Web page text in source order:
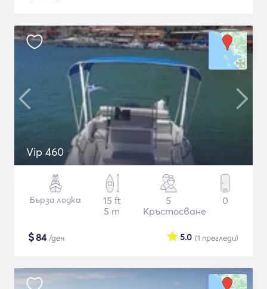
Vip 460
Бърза лодка
15 ft
5 m
5
Кръстосване
0
$84/ден (1 прегледи)
5.0